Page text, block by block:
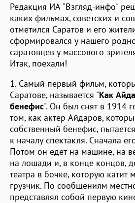
Редакция ИА "Взгляд-инфо"
каких фильмах, советских и
отметился Саратов и его
сформировался у нашего
саратовцев у массового
Итак, поехали!
1. Самый первый фильм,
Саратове, называется "Как
бенефис". Он был снят в 1914
том, как актер Айдаров,
собственный бенефис,
к началу спектакля. Сначала
Потом он едет на машине, на
на лошади и, в конце концов,
театра в бочке, которую катит
грузчик. По сообщениям
представлял собой первую